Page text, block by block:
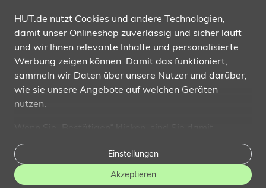
HUT.de nutzt Cookies und andere Technologien,
damit unser Onlineshop zuverlässig und sicher läuft
und wir Ihnen relevante Inhalte und personalisierte
Werbung zeigen können. Damit das funktioniert,
sammeln wir Daten über unsere Nutzer und darüber,
wie sie unsere Angebote auf welchen Geräten
nutzen.
einverstanden und erlauben uns, diese Daten an
Dritte weiterzugeben, etwa an unsere
Marketingpartner. Falls Sie dem
beschränken wir uns auf die wesentlichen Cookies. In
Einstellungen
Akzeptieren
Wir versenden mit